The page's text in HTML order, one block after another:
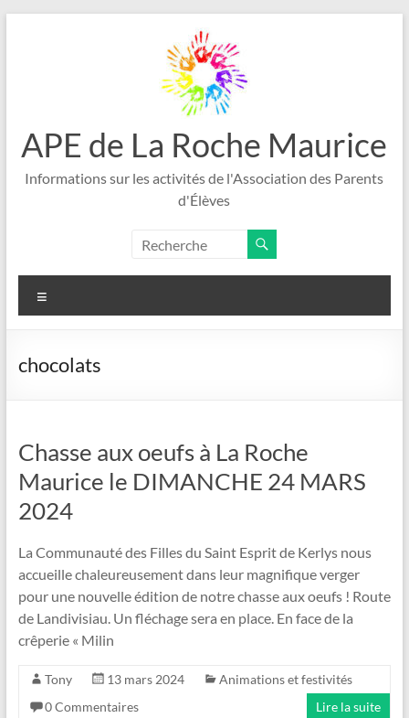
APE de La Roche Maurice
Informations sur les activités de l'Association des Parents
d'Élèves
chocolats
Chasse aux oeufs à La Roche
Maurice le DIMANCHE 24 MARS
2024
La Communauté des Filles du Saint Esprit de Kerlys nous
accueille chaleureusement dans leur magnifique verger
pour une nouvelle édition de notre chasse aux oeufs ! Route
de Landivisiau. Un fléchage sera en place. En face de la
crêperie « Milin
Tony 13 mars 2024
Animations et festivités
0 Commentaires
Lire la suite